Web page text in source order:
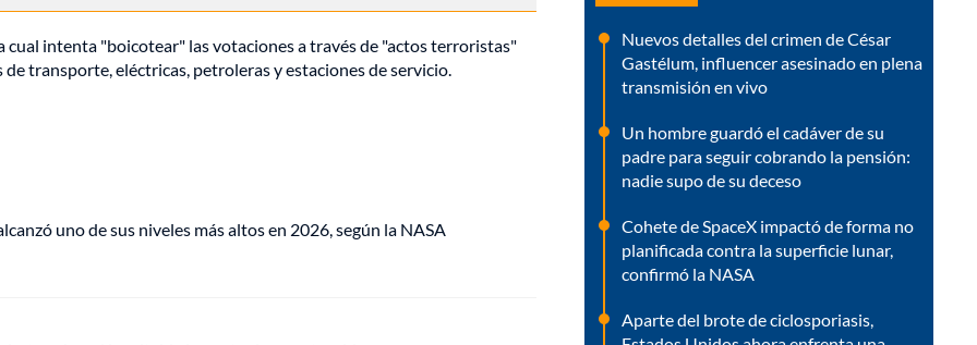
cual intenta "boicotear" las votaciones a través de "actos terroristas"
transporte, eléctricas, petroleras y estaciones de servicio.
uno de sus niveles más altos en 2026, según la NASA
Nuevos detalles del crimen de César
Gastélum, influencer asesinado en plena
transmisión en vivo
Un hombre guardó el cadáver de su
padre para seguir cobrando la pensión:
nadie supo de su deceso
Cohete de SpaceX impactó de forma no
planificada contra la superficie lunar,
confirmó la NASA
Aparte del brote de ciclosporiasis,